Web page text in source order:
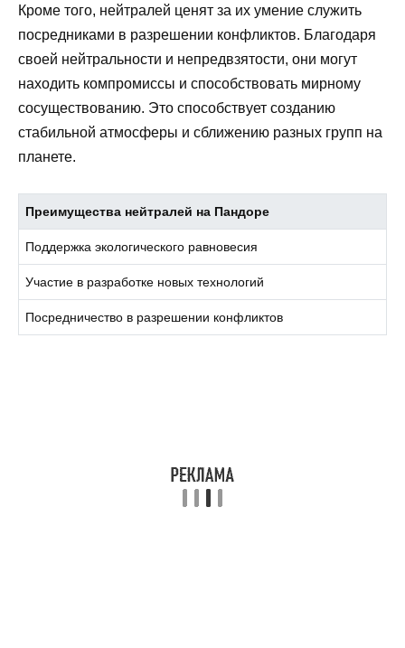
Кроме того, нейтралей ценят за их умение служить
посредниками в разрешении конфликтов. Благодаря
своей нейтральности и непредвзятости, они могут
находить компромиссы и способствовать мирному
сосуществованию. Это способствует созданию
стабильной атмосферы и сближению разных групп на
планете.
Преимущества нейтралей на Пандоре
Поддержка экологического равновесия
Участие в разработке новых технологий
Посредничество в разрешении конфликтов